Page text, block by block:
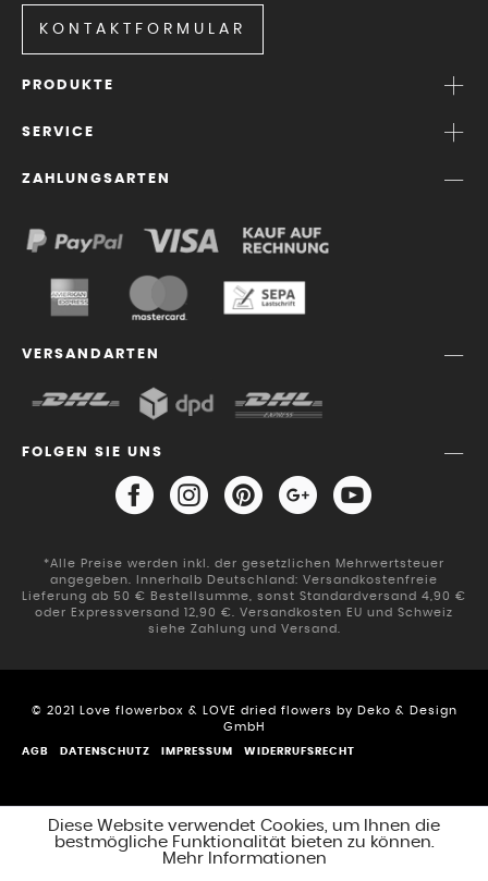
KONTAKTFORMULAR
PRODUKTE
SERVICE
ZAHLUNGSARTEN
VERSANDARTEN
FOLGEN SIE UNS
*Alle Preise werden inkl. der gesetzlichen Mehrwertsteuer
angegeben. Innerhalb Deutschland: Versandkostenfreie
Lieferung ab 50 € Bestellsumme, sonst Standardversand 4,90 €
oder Expressversand 12,90 €. Versandkosten EU und Schweiz
siehe Zahlung und Versand.
© 2021 Love flowerbox & LOVE dried flowers by Deko & Design
GmbH
AGB DATENSCHUTZ IMPRESSUM WIDERRUFSRECHT
Diese Website verwendet Cookies, um Ihnen die
bestmögliche Funktionalität bieten zu können.
Mehr Informationen